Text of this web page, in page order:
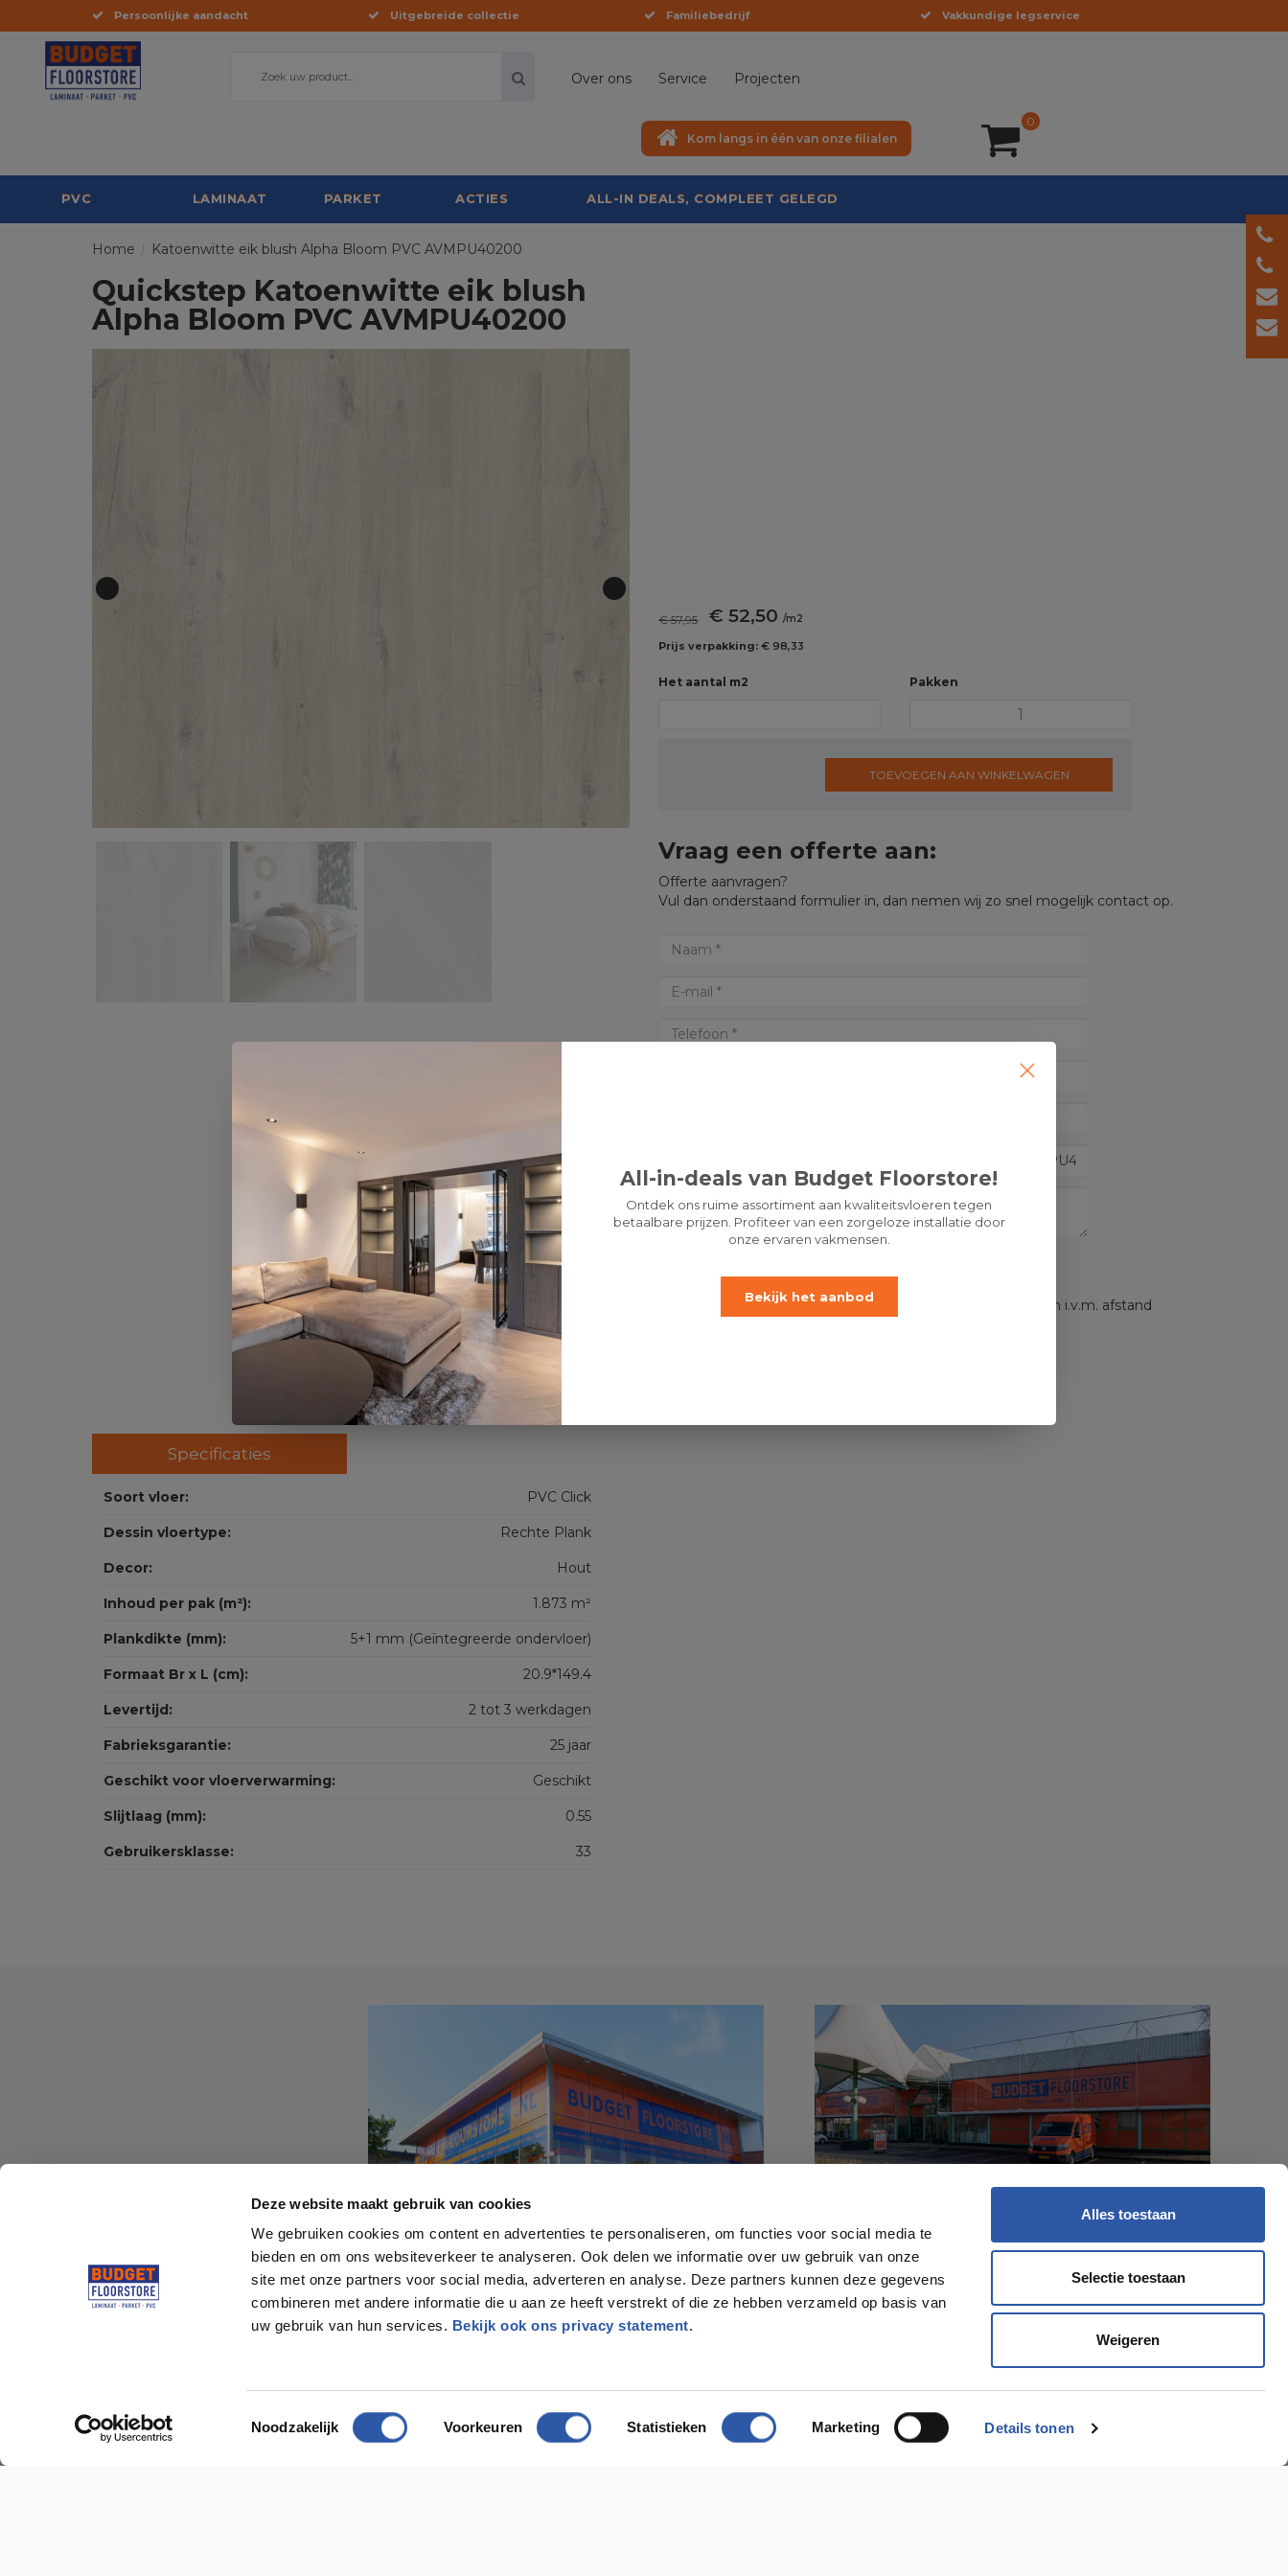
Deze website maakt gebruik van cookies
We gebruiken cookies om content en advertenties te personaliseren, om functies voor social media te
bieden en om ons websiteverkeer te analyseren. Ook delen we informatie over uw gebruik van onze
site met onze partners voor social media, adverteren en analyse. Deze partners kunnen deze gegevens
combineren met andere informatie die u aan ze heeft verstrekt of die ze hebben verzameld op basis van
uw gebruik van hun services. Bekijk ook ons privacy statement.
Toestemmingsselectie
Noodzakelijk Voorkeuren Statistieken Marketing Details tonen
Alles toestaan
Selectie toestaan
Weigeren
Persoonlijke aandacht Uitgebreide collectie Familiebedrijf Vakkundige legservice
Over ons Service Projecten
Kom langs in één van onze filialen
0
PVC LAMINAAT PARKET ACTIES ALL-IN DEALS, COMPLEET GELEGD
Home Katoenwitte eik blush Alpha Bloom PVC AVMPU40200
Quickstep Katoenwitte eik blush
Alpha Bloom PVC AVMPU40200
€ 57,95 € 52,50 /m2
Prijs verpakking: € 98,33
Het aantal m2 Pakken
TOEVOEGEN AAN WINKELWAGEN
Vraag een offerte aan:
Offerte aanvragen?
Vul dan onderstaand formulier in, dan nemen wij zo snel mogelijk contact op.
* Verplichte velden
OFFERTE AANVRAGEN
Kosten en levering kunnen wijzigen i.v.m. afstand
Specificaties
Soort vloer: PVC Click
Dessin vloertype: Rechte Plank
Decor: Hout
Inhoud per pak (m²): 1.873 m²
Plankdikte (mm): 5+1 mm (Geïntegreerde ondervloer)
Formaat Br x L (cm): 20.9*149.4
Levertijd: 2 tot 3 werkdagen
Fabrieksgarantie: 25 jaar
Geschikt voor vloerverwarming: Geschikt
Slijtlaag (mm): 0.55
Gebruikersklasse: 33
@budgetfloorstore01
All-in-deals van Budget Floorstore!
Ontdek ons ruime assortiment aan kwaliteitsvloeren tegen
betaalbare prijzen. Profiteer van een zorgeloze installatie door
onze ervaren vakmensen.
Bekijk het aanbod